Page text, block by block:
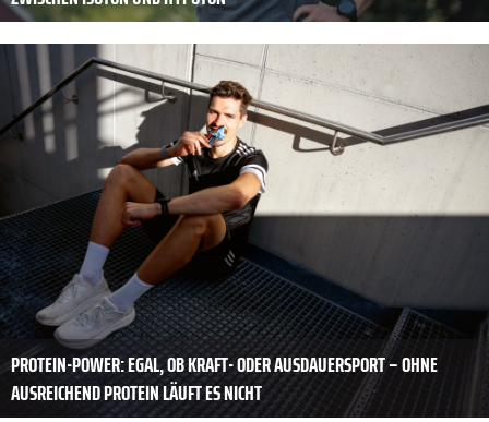
PROTEIN-POWER: EGAL, OB KRAFT- ODER AUSDAUERSPORT – OHNE
AUSREICHEND PROTEIN LÄUFT ES NICHT